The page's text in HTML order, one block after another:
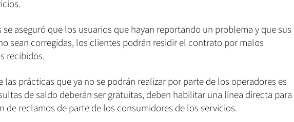
se aseguró que los usuarios que hayan reportando un problema y que sus
sean corregidas, los clientes podrán residir el contrato por malos
recibidos.
las prácticas que ya no se podrán realizar por parte de los operadores es
de saldo deberán ser gratuitas, deben habilitar una línea directa para
de reclamos de parte de los consumidores de los servicios.